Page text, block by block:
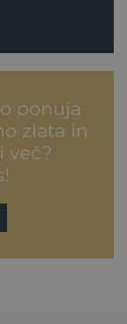
ponuja
zlata in
več?